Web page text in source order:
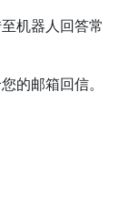
机器人回答常
的邮箱回信。